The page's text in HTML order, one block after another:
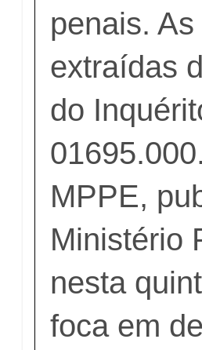
penais.
extraídas
do
MPPE,
Ministério
nesta
foca em